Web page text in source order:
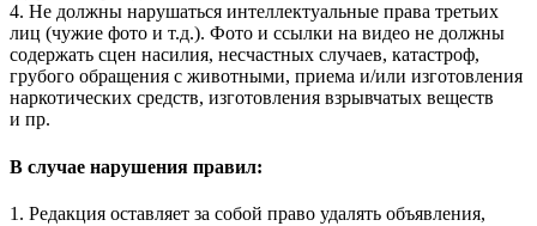
4. Не должны нарушаться интеллектуальные права третьих
лиц (чужие фото и т.д.). Фото и ссылки на видео не должны
содержать сцен насилия, несчастных случаев, катастроф,
грубого обращения с животными, приема и/или изготовления
наркотических средств, изготовления взрывчатых веществ
и пр.
В случае нарушения правил:
1. Редакция оставляет за собой право удалять объявления,